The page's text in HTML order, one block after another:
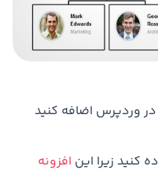
در وردپرس اضافه کنید
کنید زیرا این افزونه